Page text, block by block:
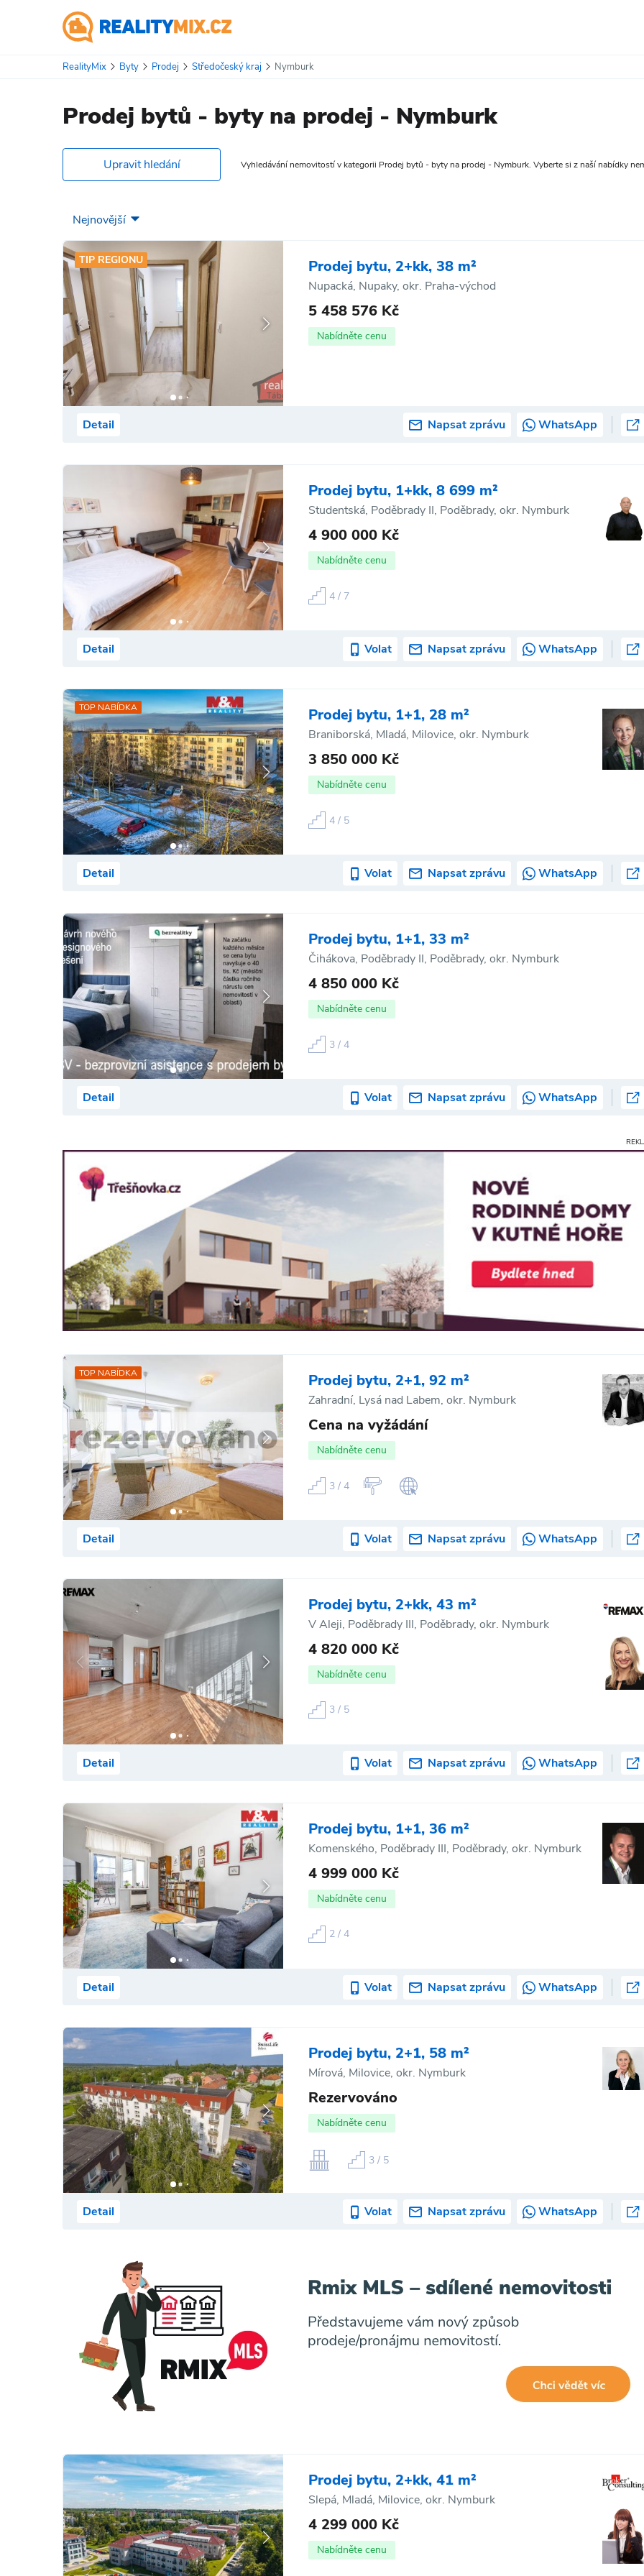
RealityMix Byty Prodej Středočeský kraj Nymburk
Prodej bytů - byty na prodej - Nymburk
Upravit hledání Vyhledávání nemovitostí v kategorii Prodej bytů - byty na prodej - Nymburk. Vyberte si z naší nabídky
TIP REGIONU Prodej bytu, 2+kk, 38 m²
Nupacká, Nupaky, okr. Praha-východ
5 458 576 Kč
Nabídněte cenu
Detail Napsat zprávu WhatsApp
Prodej bytu, 1+kk, 8 699 m²
Studentská, Poděbrady II, Poděbrady, okr. Nymburk
4 900 000 Kč
Nabídněte cenu
4 / 7
Detail Volat Napsat zprávu WhatsApp
TOP NABÍDKA Prodej bytu, 1+1, 28 m²
Braniborská, Mladá, Milovice, okr. Nymburk
3 850 000 Kč
Nabídněte cenu
4 / 5
Detail Volat Napsat zprávu WhatsApp
Prodej bytu, 1+1, 33 m²
Čihákova, Poděbrady II, Poděbrady, okr. Nymburk
4 850 000 Kč
Nabídněte cenu
3 / 4
Detail Volat Napsat zprávu WhatsApp
TOP NABÍDKA Prodej bytu, 2+1, 92 m²
Zahradní, Lysá nad Labem, okr. Nymburk
Cena na vyžádání
Nabídněte cenu
3 / 4
Detail Volat Napsat zprávu WhatsApp
Prodej bytu, 2+kk, 43 m²
V Aleji, Poděbrady III, Poděbrady, okr. Nymburk
4 820 000 Kč
Nabídněte cenu
3 / 5
Detail Volat Napsat zprávu WhatsApp
Prodej bytu, 1+1, 36 m²
Komenského, Poděbrady III, Poděbrady, okr. Nymburk
4 999 000 Kč
Nabídněte cenu
2 / 4
Detail Volat Napsat zprávu WhatsApp
Prodej bytu, 2+1, 58 m²
Mírová, Milovice, okr. Nymburk
Rezervováno
Nabídněte cenu
3 / 5
Detail Volat Napsat zprávu WhatsApp
Prodej bytu, 2+kk, 41 m²
Slepá, Mladá, Milovice, okr. Nymburk
4 299 000 Kč
Nabídněte cenu